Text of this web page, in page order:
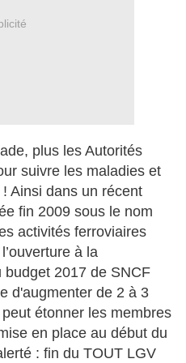
plus les Autorités
suivre les maladies et
Ainsi dans un récent
fin 2009 sous le nom
activités ferroviaires
à la
2017 de SNCF
d'augmenter de 2 à 3
étonner les membres
en place au début du
: fin du TOUT LGV